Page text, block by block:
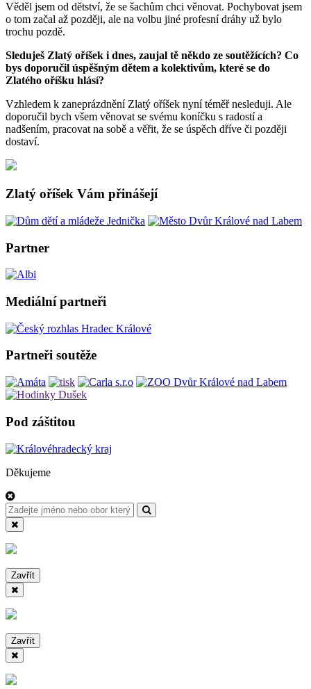
Věděl jsem od dětství, že se šachům chci věnovat. Pochybovat jsem
o tom začal až později, ale na volbu jiné profesní dráhy už bylo
trochu pozdě.
Sleduješ Zlatý oříšek i dnes, zaujal tě někdo ze soutěžících? Co
bys doporučil úspěšným dětem a kolektivům, které se do
Zlatého oříšku hlásí?
Vzhledem k zaneprázdnění Zlatý oříšek nyní téměř nesleduji. Ale
doporučil bych všem věnovat se svému koníčku s radostí a
nadšením, pracovat na sobě a věřit, že se úspěch dříve či později
dostaví.
Zlatý oříšek Vám přinášejí
Partner
Mediální partneři
Partneři soutěže
Pod záštitou
Děkujeme
Zavřít
Zavřít